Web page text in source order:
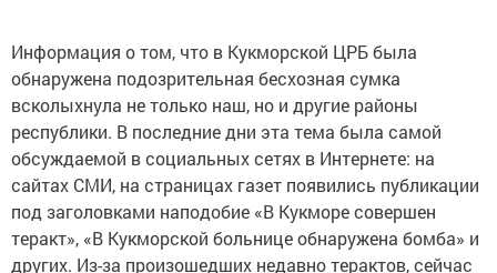
Информация о том, что в Кукморской ЦРБ была
обнаружена подозрительная бесхозная сумка
всколыхнула не только наш, но и другие районы
республики. В последние дни эта тема была самой
обсуждаемой в социальных сетях в Интернете: на
сайтах СМИ, на страницах газет появились публикации
под заголовками наподобие «В Кукморе совершен
теракт», «В Кукморской больнице обнаружена бомба» и
других. Из-за произошедших недавно терактов, сейчас